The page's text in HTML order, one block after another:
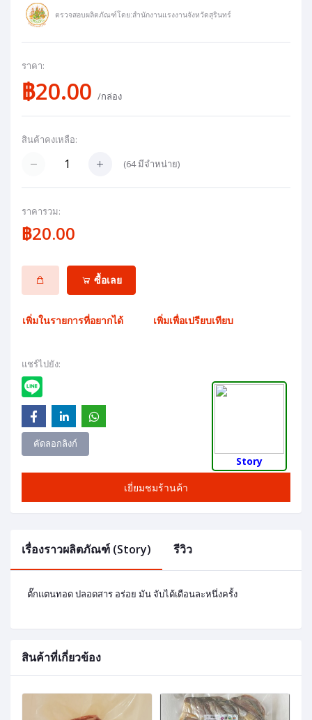
ตรวจสอบผลิตภัณฑ์โดย:สำนักงานแรงงานจังหวัดสุรินทร์
ราคา:
฿20.00 /กล่อง
สินค้าคงเหลือ:
(64มีจำหน่าย)
ราคารวม:
฿20.00
ซื้อเลย
เพิ่มในรายการที่อยากได้ เพิ่มเพื่อเปรียบเทียบ
แชร์ไปยัง:
คัดลอกลิงก์
เยี่ยมชมร้านค้า
Story
เรื่องราวผลิตภัณฑ์ (Story) รีวิว
ตั๊กแตนทอด ปลอดสาร อร่อย มัน จับได้เดือนละหนึ่งครั้ง
สินค้าที่เกี่ยวข้อง